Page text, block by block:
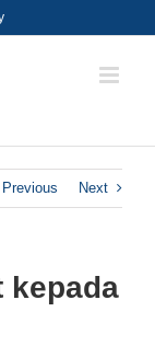
Previous Next
kepada